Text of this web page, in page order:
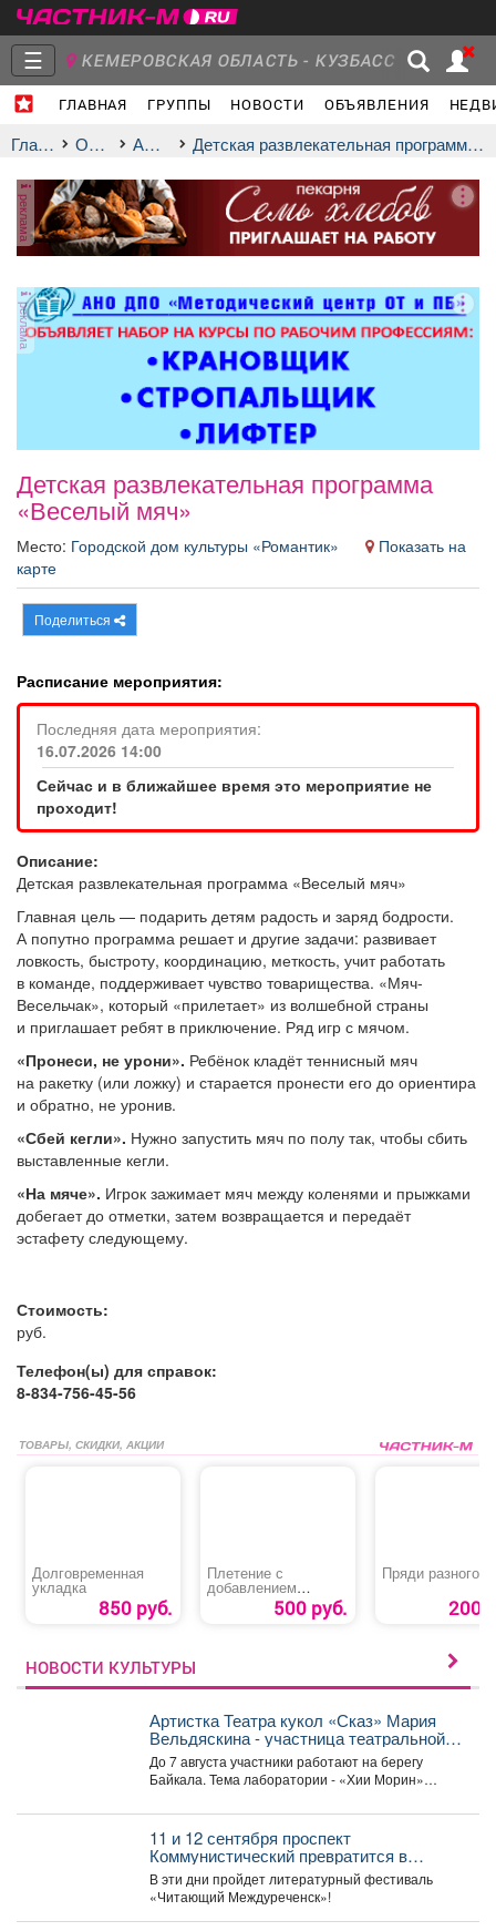
☰ КЕМЕРОВСКАЯ ОБЛАСТЬ - КУЗБАСС
ГЛАВНАЯ ГРУППЫ НОВОСТИ ОБЪЯВЛЕНИЯ
Объявления Недвижимость Услуги
Афиша Обучение
Товары
ТВ программа
Главная Отдых афиша Детская развлекательная программа «Веселый мяч»
реклама
реклама
Детская развлекательная программа
«Веселый мяч»
Место: Городской дом культуры «Романтик»
Показать на
карте
Поделиться
Расписание мероприятия:
Последняя дата мероприятия:
16.07.2026 14:00
Сейчас и в ближайшее время это мероприятие не
проходит!
Описание:
Детская развлекательная программа «Веселый мяч»
Главная цель — подарить детям радость и заряд бодрости.
А попутно программа решает и другие задачи: развивает
ловкость, быстроту, координацию, меткость, учит работать
в команде, поддерживает чувство товарищества. «Мяч-
Весельчак», который «прилетает» из волшебной страны
и приглашает ребят в приключение. Ряд игр с мячом.
«Пронеси, не урони». Ребёнок кладёт теннисный мяч
на ракетку (или ложку) и старается пронести его до ориентира
и обратно, не уронив.
«Сбей кегли». Нужно запустить мяч по полу так, чтобы сбить
выставленные кегли.
«На мяче». Игрок зажимает мяч между коленями и прыжками
добегает до отметки, затем возвращается и передаёт
эстафету следующему.
Стоимость:
руб.
Телефон(ы) для справок:
8-834-756-45-56
ТОВАРЫ, СКИДКИ, АКЦИИ
Долговременная
укладка
850 руб.
Плетение с
добавлением
цветного каниколона
и в цвет своих волос
500 руб.
Пряди разного
200
НОВОСТИ КУЛЬТУРЫ
Артистка Театра кукол «Сказ» Мария
Вельдяскина - участница театральной
лаборатории «Хии Морин: поэзия
стихий» на Байкале.
До 7 августа участники работают на берегу
Байкала. Тема лаборатории - «Хии Морин»
11 и 12 сентября проспект
Коммунистический превратится в
огромную литературную сцену под
открытым небом.
В эти дни пройдет литературный фестиваль
«Читающий Междуреченск»!